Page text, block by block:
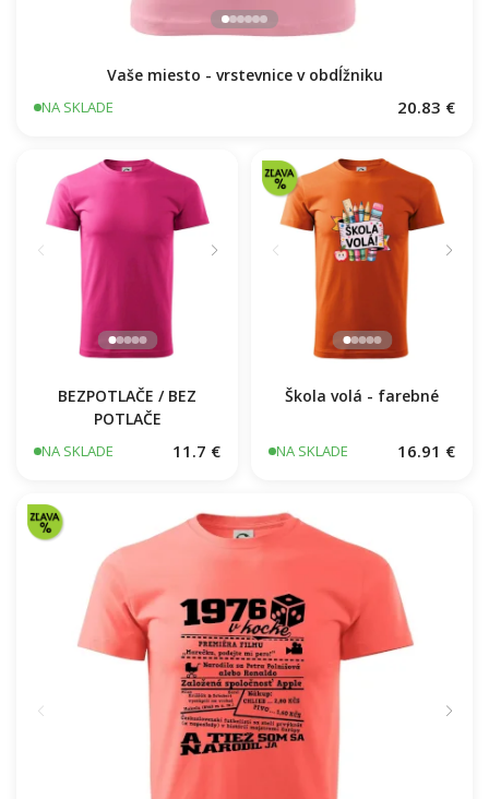
Vaše miesto - vrstevnice v obdĺžniku
NA SKLADE 20.83 €
BEZPOTLAČE / BEZ
POTLAČE
NA SKLADE 11.7 €
Škola volá - farebné
NA SKLADE 16.91 €